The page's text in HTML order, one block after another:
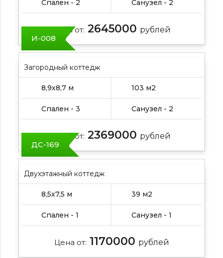
Спален - 2 Санузел - 2
Цена от: 2645000 рублей
И-008
Загородный коттедж
8,9х8,7 м 103 м2
Спален - 3 Санузел - 2
Цена от: 2369000 рублей
ДС-169
Двухэтажный коттедж
8,5х7,5 м 39 м2
Спален - 1 Санузел - 1
Цена от: 1170000 рублей